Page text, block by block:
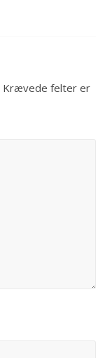
Krævede felter er